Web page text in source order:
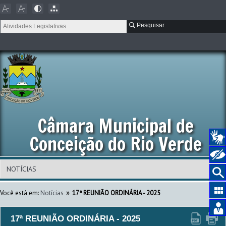
Pesquisar
Câmara Municipal de
Conceição do Rio Verde
Você está em: Notícias » 17ª REUNIÃO ORDINÁRIA - 2025
17ª REUNIÃO ORDINÁRIA - 2025